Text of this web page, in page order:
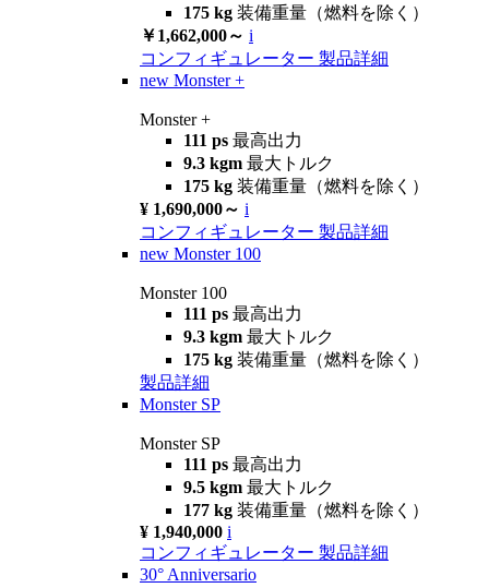
175 kg 装備重量（燃料を除く）
￥1,662,000～ i
コンフィギュレーター 製品詳細
new Monster +
Monster +
111 ps 最高出力
9.3 kgm 最大トルク
175 kg 装備重量（燃料を除く）
¥ 1,690,000～ i
コンフィギュレーター 製品詳細
new Monster 100
Monster 100
111 ps 最高出力
9.3 kgm 最大トルク
175 kg 装備重量（燃料を除く）
製品詳細
Monster SP
Monster SP
111 ps 最高出力
9.5 kgm 最大トルク
177 kg 装備重量（燃料を除く）
¥ 1,940,000 i
コンフィギュレーター 製品詳細
30° Anniversario